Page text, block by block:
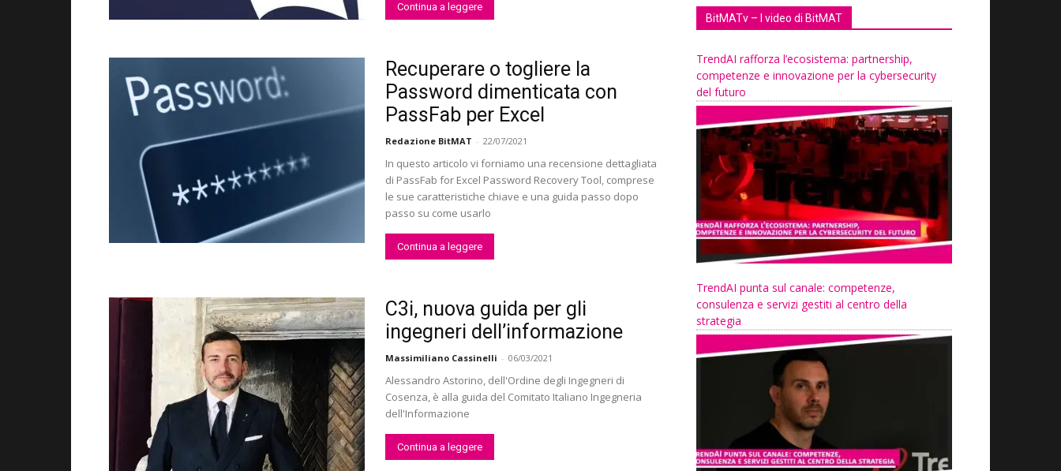
Continua a leggere
Recuperare o togliere la
Password dimenticata con
PassFab per Excel
Redazione BitMAT - 22/07/2021
In questo articolo vi forniamo una recensione dettagliata
di PassFab for Excel Password Recovery Tool, comprese
le sue caratteristiche chiave e una guida passo dopo
passo su come usarlo
Continua a leggere
C3i, nuova guida per gli
ingegneri dell’informazione
Massimiliano Cassinelli - 06/03/2021
Alessandro Astorino, dell'Ordine degli Ingegneri di
Cosenza, è alla guida del Comitato Italiano Ingegneria
dell'Informazione
Continua a leggere
BitMATv – I video di BitMAT
TrendAI rafforza l’ecosistema: partnership,
competenze e innovazione per la cybersecurity
del futuro
TrendAI punta sul canale: competenze,
consulenza e servizi gestiti al centro della
strategia